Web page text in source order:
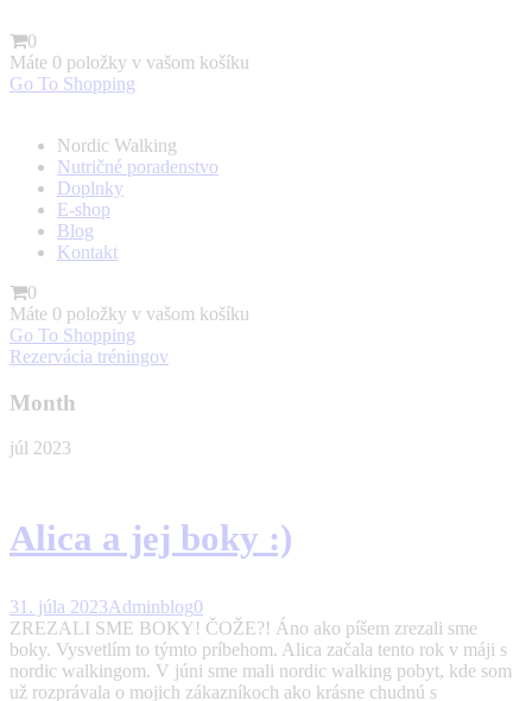
0
Máte 0 položky v vašom košíku
Go To Shopping
Nordic Walking
Nutričné poradenstvo
Doplnky
E-shop
Blog
Kontakt
0
Máte 0 položky v vašom košíku
Go To Shopping
Rezervácia tréningov
Month
júl 2023
Alica a jej boky :)
31. júla 2023Adminblog0
ZREZALI SME BOKY! ČOŽE?! Áno ako píšem zrezali sme
boky. Vysvetlím to týmto príbehom. Alica začala tento rok v máji s
nordic walkingom. V júni sme mali nordic walking pobyt, kde som
už rozprávala o mojich zákazníkoch ako krásne chudnú s